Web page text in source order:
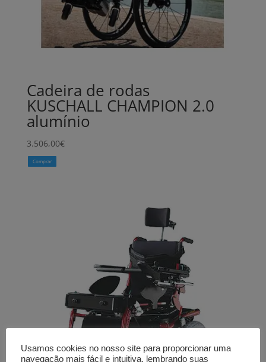
Cadeira de rodas
KUSCHALL CHAMPION 2.0
alumínio
3.506,00€
Comprar
Usamos cookies no nosso site para proporcionar uma
navegação mais fácil e intuitiva, lembrando suas